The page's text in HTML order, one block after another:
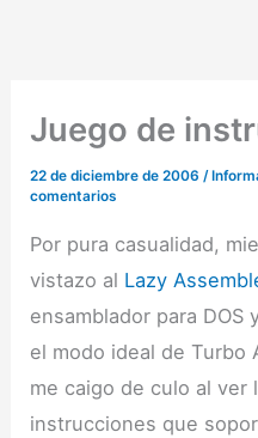
Juego de
22 de diciembre de 2006/
comentarios
Por pura casualidad,
vistazo al Lazy
ensamblador para
el modo ideal de Turbo
me caigo de culo al ver
instrucciones que